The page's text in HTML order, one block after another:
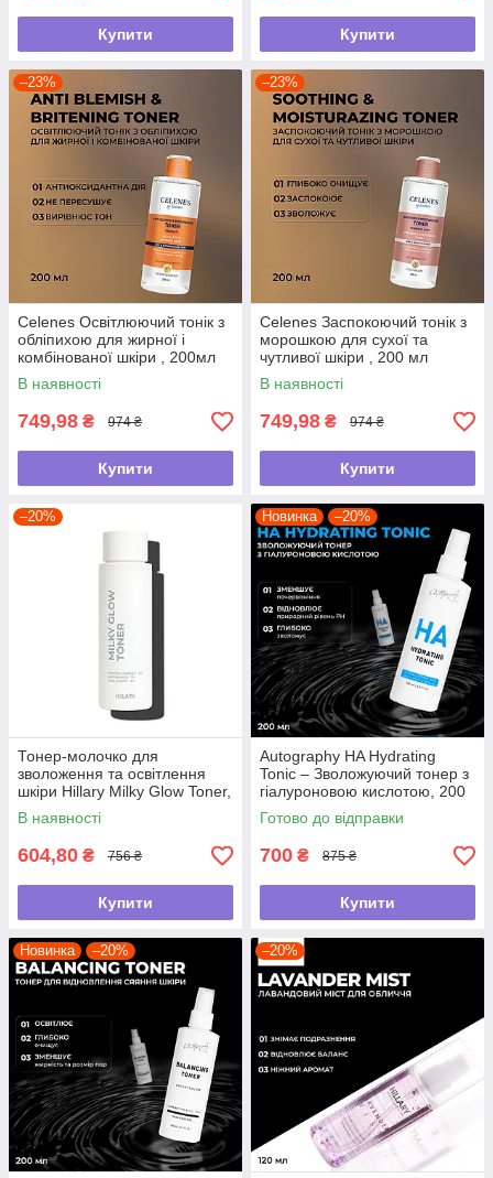
Купити Купити
–23%
Celenes Освітлюючий тонік з
обліпихою для жирної і
комбінованої шкіри , 200мл
В наявності
749,98 ₴ 974 ₴
Купити
–23%
Celenes Заспокоючий тонік з
морошкою для сухої та
чутливої шкіри , 200 мл
В наявності
749,98 ₴ 974 ₴
Купити
–20%
Тонер-молочко для
зволоження та освітлення
шкіри Hillary Milky Glow Toner,
100 мл
В наявності
604,80 ₴ 756 ₴
Купити
Новинка –20%
Autography HA Hydrating
Tonic – Зволожуючий тонер з
гіалуроновою кислотою, 200
мл
Готово до відправки
700 ₴ 875 ₴
Купити
Новинка –20% –20%